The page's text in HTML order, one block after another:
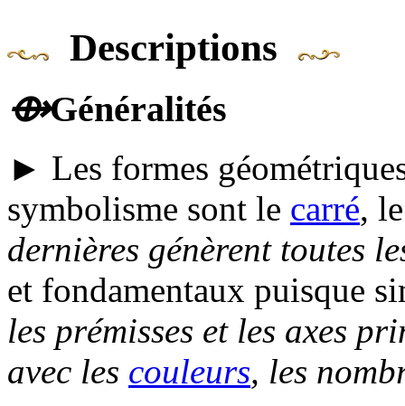
Descriptions
⟴Généralités
► Les formes
symbolisme sont le carré,
dernières génèrent toutes
et fondamentaux puisque
les prémisses et les axes
avec les couleurs, les